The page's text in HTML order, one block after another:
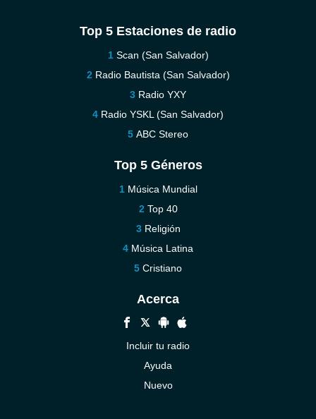
Top 5 Estaciones de radio
Scan (San Salvador)
Radio Bautista (San Salvador)
Radio YXY
Radio YSKL (San Salvador)
ABC Stereo
Top 5 Géneros
Música Mundial
Top 40
Religión
Música Latina
Cristiano
Acerca
Incluir tu radio
Ayuda
Nuevo